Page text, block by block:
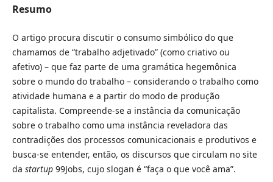
Resumo
O artigo procura discutir o consumo simbólico do que
chamamos de “trabalho adjetivado” (como criativo ou
afetivo) – que faz parte de uma gramática hegemônica
sobre o mundo do trabalho – considerando o trabalho como
atividade humana e a partir do modo de produção
capitalista. Compreende-se a instância da comunicação
sobre o trabalho como uma instância reveladora das
contradições dos processos comunicacionais e produtivos e
busca-se entender, então, os discursos que circulam no site
da startup99Jobs, cujo slogan é “faça o que você ama”.